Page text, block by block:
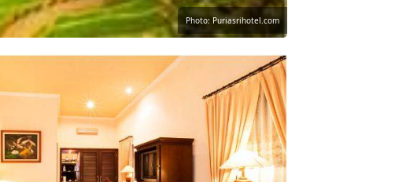
Photo: Puriasrihotel.com